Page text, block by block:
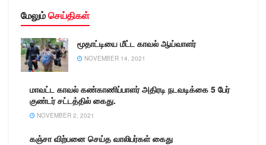
மேலும்செய்திகள்
மூதாட்டியை மீட்ட காவல் ஆய்வாளர்
NOVEMBER 14, 2021
மாவட்ட காவல் கண்காணிப்பாளர் அதிரடி நடவடிக்கை 5 பேர்
குண்டர் சட்டத்தில் கைது.
NOVEMBER 2, 2021
கஞ்சா விற்பனை செய்த வாலிபர்கள் கைது